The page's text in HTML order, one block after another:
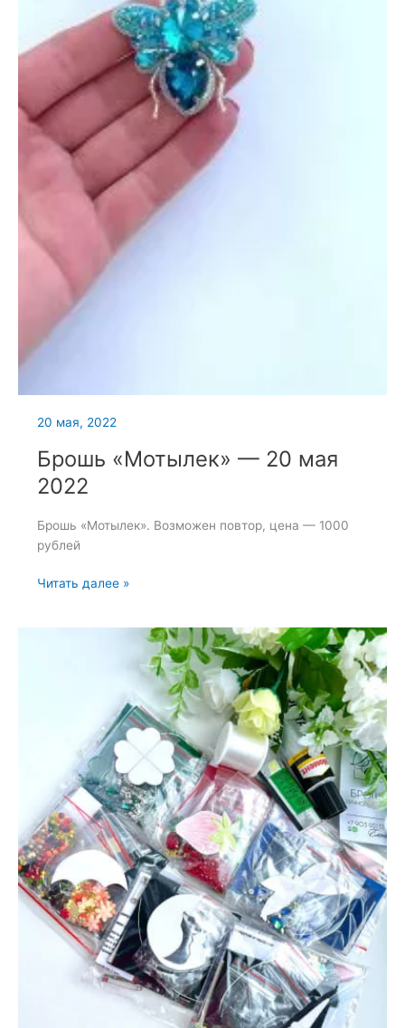
20 мая, 2022
Брошь «Мотылек» — 20 мая
2022
Брошь «Мотылек». Возможен повтор, цена — 1000
рублей
Брошь
Читать далее »